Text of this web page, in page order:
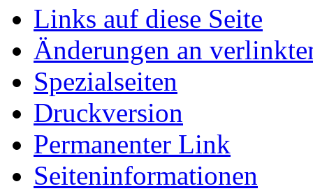
Links auf diese Seite
Änderungen an
Spezialseiten
Druckversion
Permanenter Link
Seiten­­informationen